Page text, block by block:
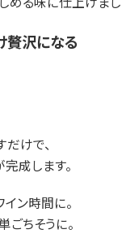
贅沢になる
けで、
成します。
ン時間に。
ちそうに。